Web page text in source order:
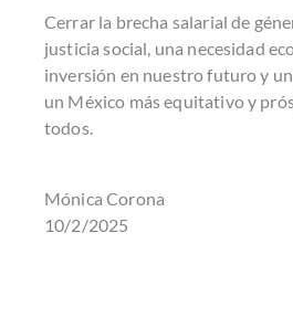
Cerrar la brecha salarial de
justicia social, una necesidad
inversión en nuestro futuro y
un México más equitativo y
todos.
Mónica Corona
10/2/2025